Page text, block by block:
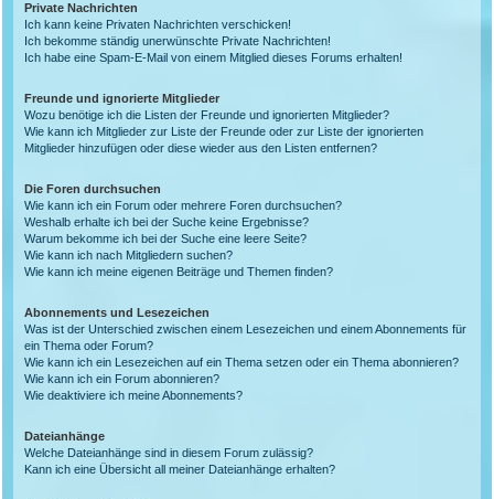
Private Nachrichten
Ich kann keine Privaten Nachrichten verschicken!
Ich bekomme ständig unerwünschte Private Nachrichten!
Ich habe eine Spam-E-Mail von einem Mitglied dieses Forums erhalten!
Freunde und ignorierte Mitglieder
Wozu benötige ich die Listen der Freunde und ignorierten Mitglieder?
Wie kann ich Mitglieder zur Liste der Freunde oder zur Liste der ignorierten
Mitglieder hinzufügen oder diese wieder aus den Listen entfernen?
Die Foren durchsuchen
Wie kann ich ein Forum oder mehrere Foren durchsuchen?
Weshalb erhalte ich bei der Suche keine Ergebnisse?
Warum bekomme ich bei der Suche eine leere Seite?
Wie kann ich nach Mitgliedern suchen?
Wie kann ich meine eigenen Beiträge und Themen finden?
Abonnements und Lesezeichen
Was ist der Unterschied zwischen einem Lesezeichen und einem Abonnements für
ein Thema oder Forum?
Wie kann ich ein Lesezeichen auf ein Thema setzen oder ein Thema abonnieren?
Wie kann ich ein Forum abonnieren?
Wie deaktiviere ich meine Abonnements?
Dateianhänge
Welche Dateianhänge sind in diesem Forum zulässig?
Kann ich eine Übersicht all meiner Dateianhänge erhalten?